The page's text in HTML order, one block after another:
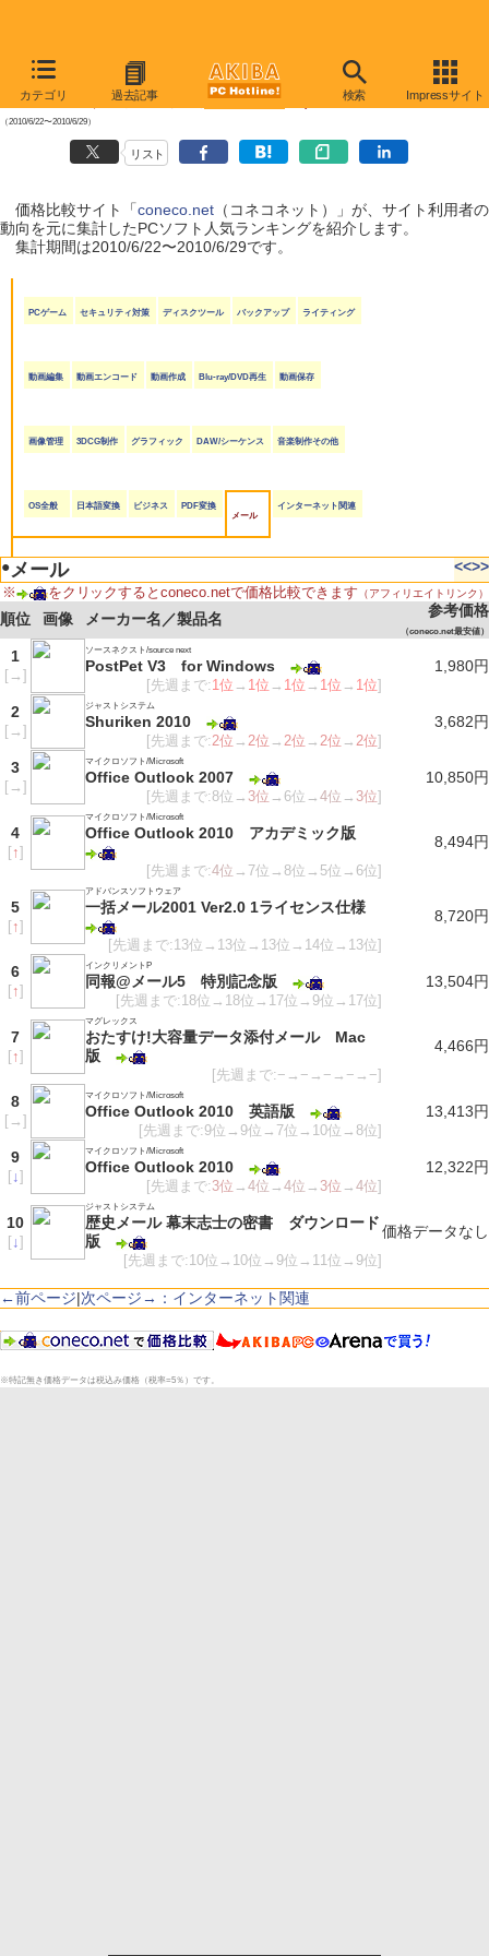
カテゴリ 過去記事 検索 Impressサイト
【 2010年7月3日号 】
coneco.net人気ランキング（ソフト編）
（2010/6/22〜2010/6/29）
リスト
価格比較サイト「coneco.net（コネコネット）」が、サイト利用者の
動向を元に集計したPCソフト人気ランキングを紹介します。
集計期間は2010/6/22〜2010/6/29です。
PCゲーム セキュリティ対策 ディスクツール バックアップ ライティング
動画編集 動画エンコード 動画作成 Blu-ray/DVD再生 動画保存
画像管理 3DCG制作 グラフィック DAW/シーケンス 音楽制作その他
OS全般 日本語変換 ビジネス
PDF変換
メール
インターネット関連
●メール <<>>
※ をクリックするとconeco.netで価格比較できます （アフィリエイトリンク）
順位 画像 メーカー名／製品名 参考価格
（coneco.net最安値）
1
[→ ]
ソースネクスト/source next
PostPet V3 for Windows
[先週まで:1位 → 1位 → 1位 → 1位 → 1位]
1,980円
2
[→ ]
ジャストシステム
Shuriken 2010
[先週まで:2位 →2位 →2位 →2位 →2位]
3,682円
3
[→ ]
マイクロソフト/Microsoft
Office Outlook 2007
[先週まで:8位→ 3位 →6位→4位 → 3位]
10,850円
4
[↑]
マイクロソフト/Microsoft
Office Outlook 2010 アカデミック版
[先週まで:4位 →7位→8位→5位→6位]
8,494円
5
[↑]
アドバンスソフトウェア
一括メール2001 Ver2.0 1ライセンス仕様
[先週まで:13位→13位→13位→14位→13位]
8,720円
6
[↑]
インクリメントP
同報@メール5 特別記念版
[先週まで:18位→18位→17位→9位→17位]
13,504円
7
[↑]
マグレックス
おたすけ!大容量データ添付メール Mac
版
[先週まで:−→−→−→−→−]
4,466円
8
[→ ]
マイクロソフト/Microsoft
Office Outlook 2010 英語版
[先週まで:9位→9位→7位→10位→8位]
13,413円
9
[↓]
マイクロソフト/Microsoft
Office Outlook 2010
[先週まで:3位 →4位 →4位 → 3位 →4位]
12,322円
10
[↓]
ジャストシステム
歴史メール 幕末志士の密書 ダウンロード
版
[先週まで:10位→10位→9位→11位→9位]
価格データなし
←前ページ|次ページ→：インターネット関連
※特記無き価格データは税込み価格（税率=5％）です。